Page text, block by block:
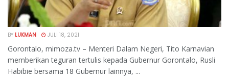
BY LUKMAN JULI 18, 2021
Gorontalo, mimoza.tv – Menteri Dalam Negeri, Tito Karnavian
memberikan teguran tertulis kepada Gubernur Gorontalo, Rusli
Habibie bersama 18 Gubernur lainnya, ...